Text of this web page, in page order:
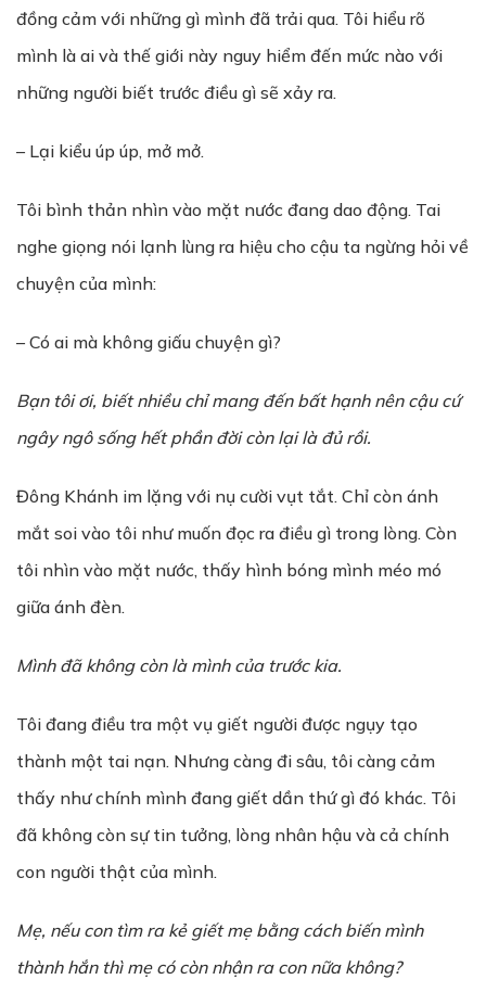
đồng cảm với những gì mình đã trải qua. Tôi hiểu rõ
mình là ai và thế giới này nguy hiểm đến mức nào với
những người biết trước điều gì sẽ xảy ra.
– Lại kiểu úp úp, mở mở.
Tôi bình thản nhìn vào mặt nước đang dao động. Tai
nghe giọng nói lạnh lùng ra hiệu cho cậu ta ngừng hỏi về
chuyện của mình:
– Có ai mà không giấu chuyện gì?
Bạn tôi ơi, biết nhiều chỉ mang đến bất hạnh nên cậu cứ
ngây ngô sống hết phần đời còn lại là đủ rồi.
Đông Khánh im lặng với nụ cười vụt tắt. Chỉ còn ánh
mắt soi vào tôi như muốn đọc ra điều gì trong lòng. Còn
tôi nhìn vào mặt nước, thấy hình bóng mình méo mó
giữa ánh đèn.
Mình đã không còn là mình của trước kia.
Tôi đang điều tra một vụ giết người được ngụy tạo
thành một tai nạn. Nhưng càng đi sâu, tôi càng cảm
thấy như chính mình đang giết dần thứ gì đó khác. Tôi
đã không còn sự tin tưởng, lòng nhân hậu và cả chính
con người thật của mình.
Mẹ, nếu con tìm ra kẻ giết mẹ bằng cách biến mình
thành hắn thì mẹ có còn nhận ra con nữa không?